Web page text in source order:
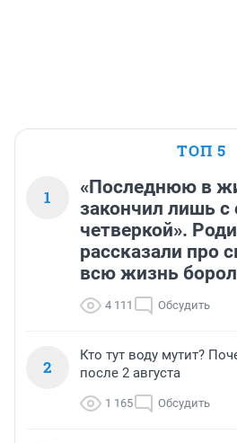
ТОП 5
1
«Последнюю в
закончил лишь с
четверкой».
рассказали про
всю жизнь
4 111 Обсудить
2
Кто тут воду мутит?
после 2 августа
1 165 Обсудить